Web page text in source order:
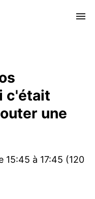
c'était
une
à 17:45 (120